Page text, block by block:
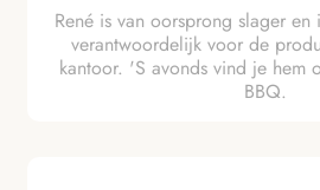
René is van oorsprong slager en
verantwoordelijk voor de
kantoor. 'S avonds vind je hem
BBQ.